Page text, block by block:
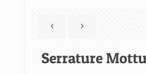
Serrature